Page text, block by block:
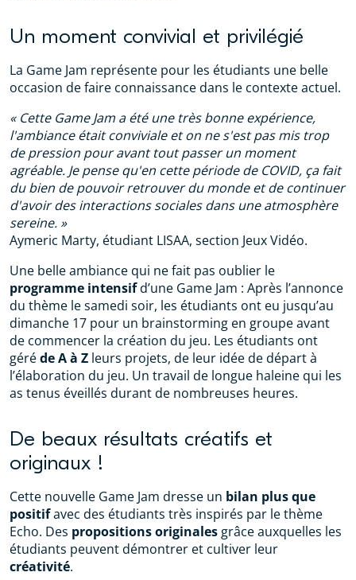
Un moment convivial et privilégié
La Game Jam représente pour les étudiants une belle
occasion de faire connaissance dans le contexte actuel.
« Cette Game Jam a été une très bonne expérience,
l'ambiance était conviviale et on ne s'est pas mis trop
de pression pour avant tout passer un moment
agréable. Je pense qu'en cette période de COVID, ça fait
du bien de pouvoir retrouver du monde et de continuer
d'avoir des interactions sociales dans une atmosphère
sereine. »
Aymeric Marty, étudiant LISAA, section Jeux Vidéo.
Une belle ambiance qui ne fait pas oublier le
programme intensifd’une Game Jam : Après l’annonce
du thème le samedi soir, les étudiants ont eu jusqu’au
dimanche 17 pour un brainstorming en groupe avant
de commencer la création du jeu. Les étudiants ont
géréde A à Z leurs projets, de leur idée de départ à
l’élaboration du jeu. Un travail de longue haleine qui les
as tenus éveillés durant de nombreuses heures.
De beaux résultats créatifs et
originaux !
Cette nouvelle Game Jam dresse un bilan plus que
positifavec des étudiants très inspirés par le thème
Echo. Des propositions originales grâce auxquelles les
étudiants peuvent démontrer et cultiver leur
créativité.